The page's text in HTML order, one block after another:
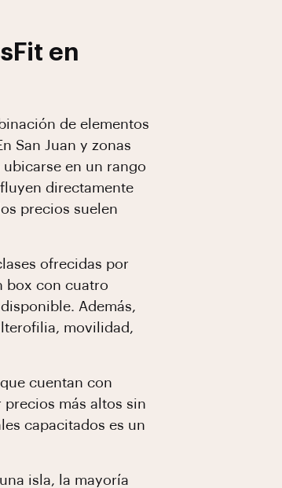
en
de elementos
San Juan y zonas
en un rango
directamente
precios suelen
ofrecidas por
box con cuatro
Además,
movilidad,
cuentan con
más altos sin
capacitados es un
isla, la mayoría